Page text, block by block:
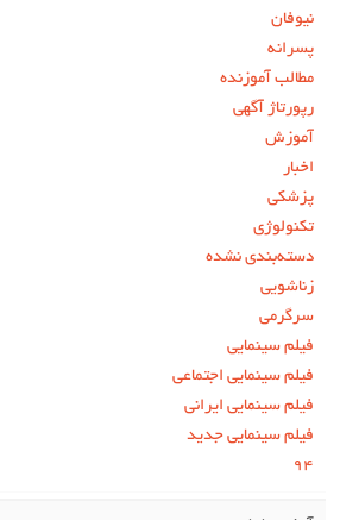
نیوفان
پسرانه
مطالب آموزنده
رپورتاژ آگهی
آموزش
اخبار
پزشکی
تکنولوژی
دسته‌بندی نشده
زناشویی
سرگرمی
فیلم سینمایی
فیلم سینمایی اجتماعی
فیلم سینمایی ایرانی
فیلم سینمایی جدید
۹۴